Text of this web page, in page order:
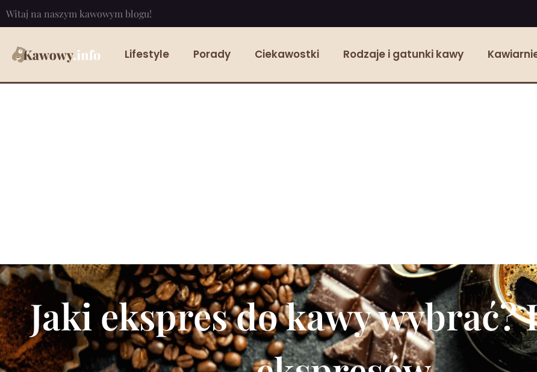
Witaj na naszym kawowym blogu!
Lifestyle Porady Ciekawostki Rodzaje i gatunki kawy
Jaki ekspres do kawy wybrać?